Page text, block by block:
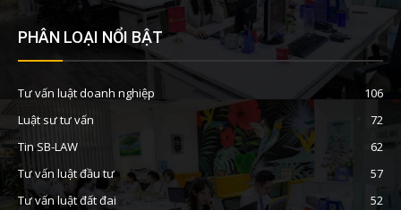
PHÂN LOẠI NỔI BẬT
Tư vấn luật doanh nghiệp
106
Luật sư tư vấn
72
Tin SB-LAW
62
Tư vấn luật đầu tư
57
Tư vấn luật đất đai
52